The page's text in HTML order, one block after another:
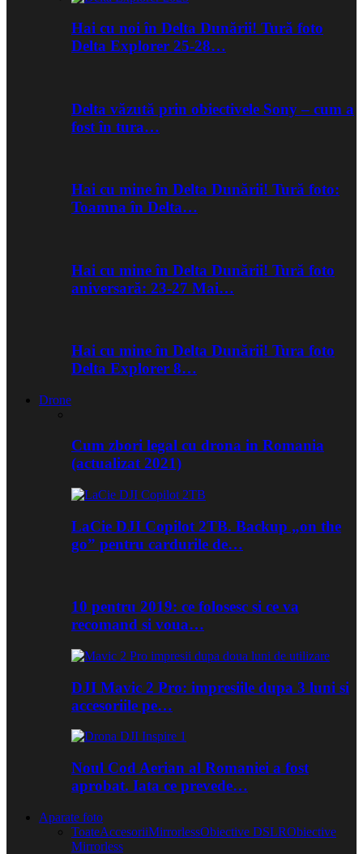
Hai cu noi în Delta Dunării! Tură foto
Delta Explorer 25-28…
Delta văzută prin obiectivele Sony – cum a
fost în tura…
Hai cu mine în Delta Dunării! Tură foto:
Toamna în Delta…
Hai cu mine în Delta Dunării! Tură foto
aniversară: 23-27 Mai…
Hai cu mine în Delta Dunării! Tura foto
Delta Explorer 8…
Drone
Cum zbori legal cu drona in Romania
(actualizat 2021)
LaCie DJI Copilot 2TB. Backup „on the
go” pentru cardurile de…
10 pentru 2019: ce folosesc si ce va
recomand si voua…
DJI Mavic 2 Pro: impresiile dupa 3 luni si
accesoriile pe…
Noul Cod Aerian al Romaniei a fost
aprobat. Iata ce prevede…
Aparate foto
ToateAccesoriiMirrorlessObiective DSLRObiective
Mirrorless